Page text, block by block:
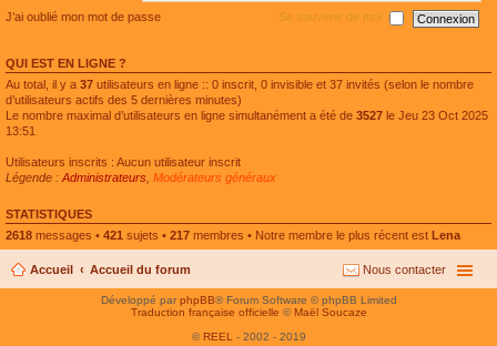
e
s
e
n
t
J’ai oublié mon mot de passe
Se souvenir de moi
QUI EST EN LIGNE ?
Au total, il y a 37 utilisateurs en ligne :: 0 inscrit, 0 invisible et 37 invités (selon le nombre
d’utilisateurs actifs des 5 dernières minutes)
Le nombre maximal d’utilisateurs en ligne simultanément a été de 3527 le Jeu 23 Oct 2025
13:51
Utilisateurs inscrits : Aucun utilisateur inscrit
Légende : Administrateurs Modérateurs généraux
STATISTIQUES
2618 messages • 421 sujets • 217 membres • Notre membre le plus récent est Lena
Accueil Accueil du forum Nous contacter
Développé parphpBB® Forum Software © phpBB Limited
Traduction française officielle © Maël Soucaze
© REEL - 2002 - 2019